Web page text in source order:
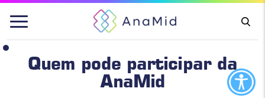
Pular
para
conteúdo
Quem pode participar da
AnaMid